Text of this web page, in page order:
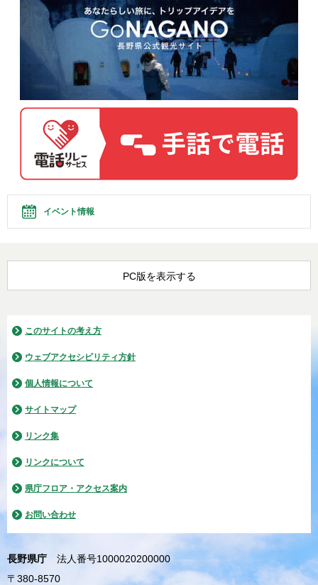
イベント情報
PC版を表示する
このサイトの考え方
ウェブアクセシビリティ方針
個人情報について
サイトマップ
リンク集
リンクについて
県庁フロア・アクセス案内
お問い合わせ
長野県庁
法人番号1000020200000
〒380-8570